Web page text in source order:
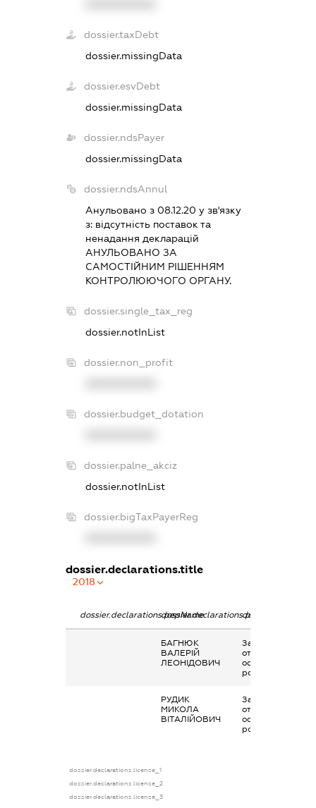
dossier.taxDebt
dossier.missingData
dossier.esvDebt
dossier.missingData
dossier.ndsPayer
dossier.missingData
dossier.ndsAnnul
Анульовано з 08.12.20 у зв'язку
з: вiдсутнiсть поставок та
ненадання декларацiй
АНУЛЬОВАНО ЗА
САМОСТIЙНИМ РIШЕННЯМ
КОНТРОЛЮЮЧОГО ОРГАНУ.
dossier.single_tax_reg
dossier.notInList
dossier.non_profit
dossier.budget_dotation
dossier.palne_akciz
dossier.notInList
dossier.bigTaxPayerReg
dossier.declarations.title
2018
dossier.declarations.pepNamedossier.declarations.personName
БАГНЮК
ВАЛЕРІЙ
ЛЕОНІДОВИЧ
Заробітна плата
отримана за
основним місцем
роботи
РУДИК
МИКОЛА
ВІТАЛІЙОВИЧ
Заробітна плата
отримана за
основним місцем
роботи
dossier.declarations.license_1
dossier.declarations.license_2
dossier.declarations.license_3